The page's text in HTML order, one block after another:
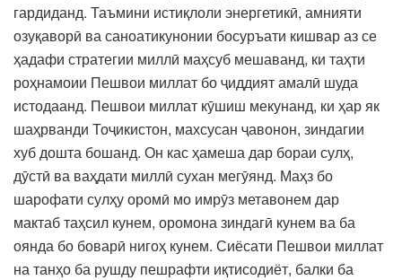
гардиданд. Таъмини истиқлоли энергетикӣ, амнияти
озуқаворӣ ва саноатикунонии босуръати кишвар аз се
ҳадафи стратегии миллӣ маҳсуб мешаванд, ки таҳти
роҳнамоии Пешвои миллат бо ҷиддият амалӣ шуда
истодаанд. Пешвои миллат кӯшиш мекунанд, ки ҳар як
шаҳрванди Тоҷикистон, махсусан ҷавонон, зиндагии
хуб дошта бошанд. Он кас ҳамеша дар бораи сулҳ,
дӯстӣ ва ваҳдати миллӣ сухан мегӯянд. Маҳз бо
шарофати сулҳу оромӣ мо имрӯз метавонем дар
мактаб таҳсил кунем, оромона зиндагӣ кунем ва ба
оянда бо боварӣ нигоҳ кунем. Сиёсати Пешвои миллат
на танҳо ба рушду пешрафти иқтисодиёт, балки ба